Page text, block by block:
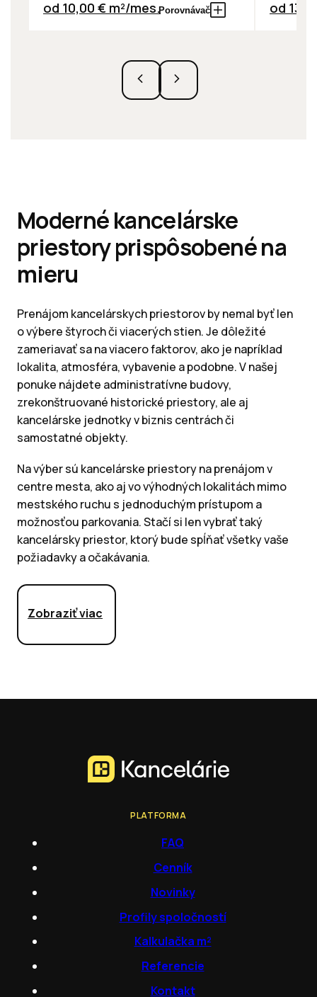
od 10,00 € m²/mes.Porovnávač od
Moderné kancelárske
priestory prispôsobené na
mieru
Prenájom kancelárskych priestorov by nemal byť len
o výbere štyroch či viacerých stien. Je dôležité
zameriavať sa na viacero faktorov, ako je napríklad
lokalita, atmosféra, vybavenie a podobne. V našej
ponuke nájdete administratívne budovy,
zrekonštruované historické priestory, ale aj
kancelárske jednotky v biznis centrách či
samostatné objekty.
Na výber sú kancelárske priestory na prenájom v
centre mesta, ako aj vo výhodných lokalitách mimo
mestského ruchu s jednoduchým prístupom a
možnosťou parkovania. Stačí si len vybrať taký
kancelársky priestor, ktorý bude spĺňať všetky vaše
požiadavky a očakávania.
Zobraziť viac
PLATFORMA
FAQ
Cenník
Novinky
Profily spoločností
Kalkulačka m²
Referencie
Kontakt